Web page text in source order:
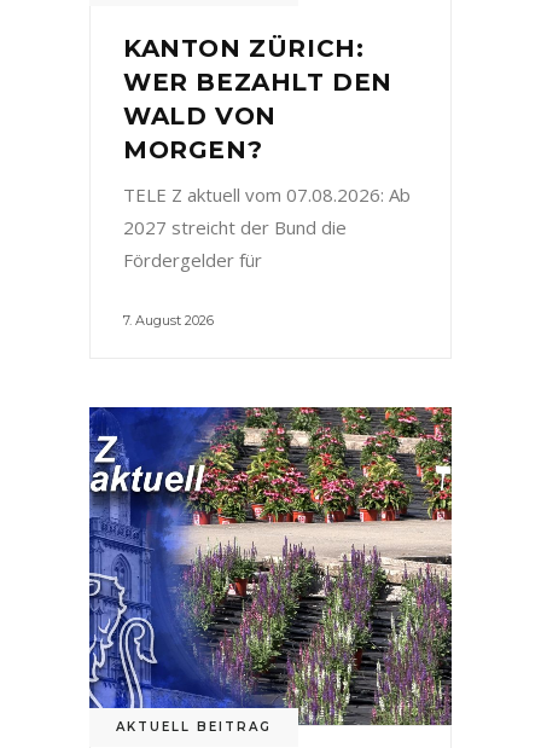
KANTON ZÜRICH:
WER BEZAHLT DEN
WALD VON
MORGEN?
TELE Z aktuell vom 07.08.2026: Ab
2027 streicht der Bund die
Fördergelder für
7. August 2026
AKTUELL BEITRAG